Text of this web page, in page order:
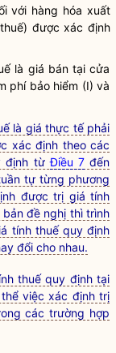
với hàng hóa xuất
được xác định
là giá bán tại cửa
phí bảo hiểm (I) và
là giá thực tế phải
xác định theo các
định từĐiều 7đến
tự từng phương
được trị giá tính
đề nghị thì trình
tính thuế quy định
đổi cho nhau.
thuế quy định tại
việc xác định trị
các trường hợp